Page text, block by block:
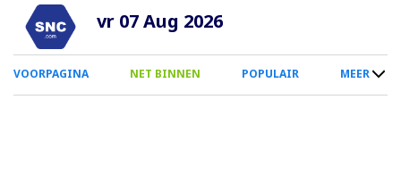
Overslaan
naar
inhoud
vr 07 Aug 2026
0
Smartphone
VOORPAGINA NET BINNEN POPULAIR MEER